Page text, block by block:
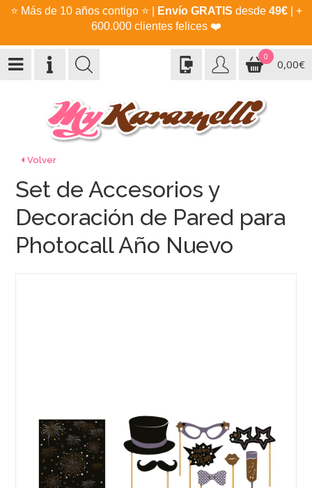
⭐ Más de 10 años contigo ⭐ Envío GRATIS desde 49€| +
600.000 clientes felices ❤️
0
0,00€
Volver
Set de Accesorios y
Decoración de Pared para
Photocall Año Nuevo